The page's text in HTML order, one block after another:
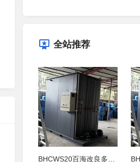
全站推荐